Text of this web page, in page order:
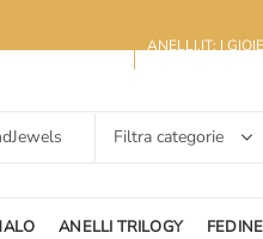
ANELLI.IT: I
ANELLI TRILOGY FEDINE